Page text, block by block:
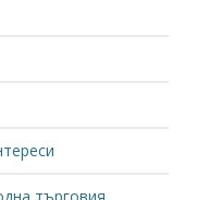
търговия,